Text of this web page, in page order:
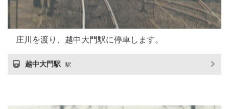
庄川を渡り、越中大門駅に停車します。
越中大門駅 駅